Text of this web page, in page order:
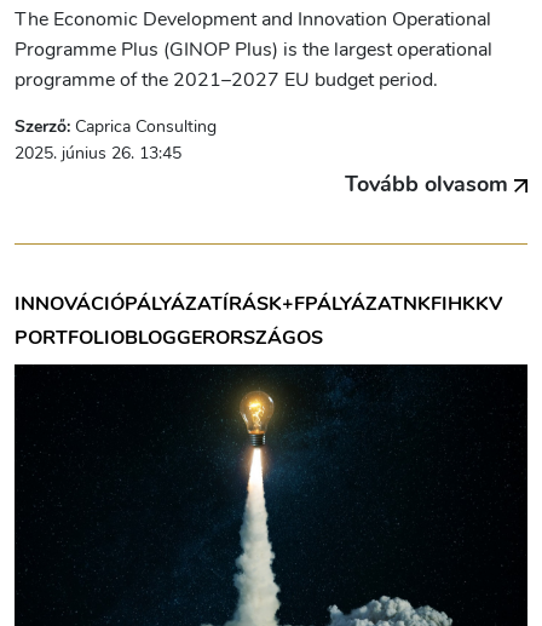
The Economic Development and Innovation Operational
Programme Plus (GINOP Plus) is the largest operational
programme of the 2021–2027 EU budget period.
Szerző: Caprica Consulting
2025. június 26. 13:45
Tovább olvasom
INNOVÁCIÓPÁLYÁZATÍRÁSK+FPÁLYÁZATNKFIHKKV
PORTFOLIOBLOGGERORSZÁGOS